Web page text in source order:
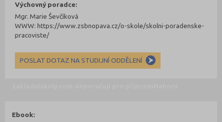
Výchovný poradce:
Mgr. Marie Ševčíková
WWW: https://www.zsbnopava.cz/o-skole/skolni-poradenske-
pracoviste/
POSLAT DOTAZ NA STUDIJNÍ ODDĚLENÍ
Ebook: